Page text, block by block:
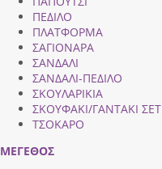
ΠΕΔΙΛΟ
ΠΛΑΤΦΟΡΜΑ
ΣΑΓΙΟΝΑΡΑ
ΣΑΝΔΑΛΙ
ΣΑΝΔΑΛΙ-ΠΕΔΙΛΟ
ΣΚΟΥΛΑΡΙΚΙΑ
ΣΚΟΥΦΑΚΙ/ΓΑΝΤΑΚΙ ΣΕΤ
ΤΣΟΚΑΡΟ
ΜΕΓΕΘΟΣ